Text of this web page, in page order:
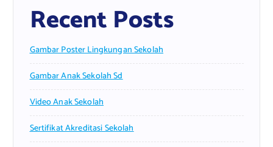
Recent Posts
Gambar Poster Lingkungan Sekolah
Gambar Anak Sekolah Sd
Video Anak Sekolah
Sertifikat Akreditasi Sekolah